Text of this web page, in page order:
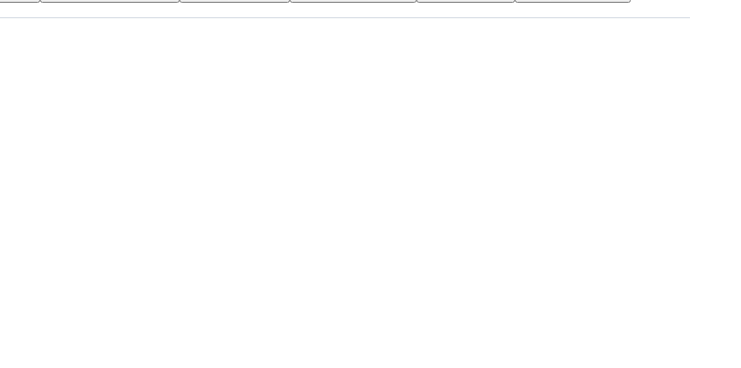
Wine Fill Level Ταξινόμηση κρασιών Ποικιλίες σταφυλιών Εποχή